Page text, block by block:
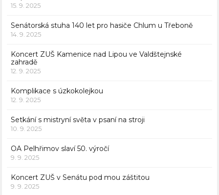
15. 9. 2025
Senátorská stuha 140 let pro hasiče Chlum u Třeboně
14. 9. 2025
Koncert ZUŠ Kamenice nad Lipou ve Valdštejnské
zahradě
12. 9. 2025
Komplikace s úzkokolejkou
12. 9. 2025
Setkání s mistryní světa v psaní na stroji
10. 9. 2025
OA Pelhřimov slaví 50. výročí
9. 9. 2025
Koncert ZUŠ v Senátu pod mou záštitou
9. 9. 2025